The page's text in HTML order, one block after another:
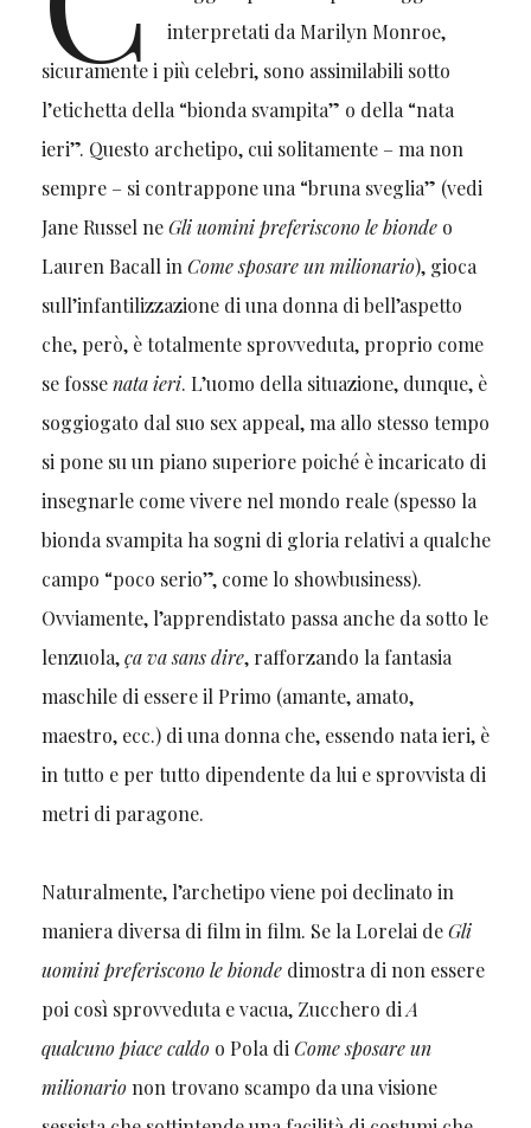
interpretati da Marilyn Monroe,
sicuramente i più celebri, sono assimilabili sotto
l’etichetta della “bionda svampita” o della “nata
ieri”. Questo archetipo, cui solitamente – ma non
sempre – si contrappone una “bruna sveglia” (vedi
Jane Russel neGli uomini preferiscono le biondeo
Lauren Bacall inCome sposare un milionario), gioca
sull’infantilizzazione di una donna di bell’aspetto
che, però, è totalmente sprovveduta, proprio come
se fossenata ieri. L’uomo della situazione, dunque, è
soggiogato dal suo sex appeal, ma allo stesso tempo
si pone su un piano superiore poiché è incaricato di
insegnarle come vivere nel mondo reale (spesso la
bionda svampita ha sogni di gloria relativi a qualche
campo “poco serio”, come lo showbusiness).
Ovviamente, l’apprendistato passa anche da sotto le
lenzuola,ça va sans dire, rafforzando la fantasia
maschile di essere il Primo (amante, amato,
maestro, ecc.) di una donna che, essendo nata ieri, è
in tutto e per tutto dipendente da lui e sprovvista di
metri di paragone.
Naturalmente, l’archetipo viene poi declinato in
maniera diversa di film in film. Se la Lorelai deGli
uomini preferiscono le biondedimostra di non essere
poi così sprovveduta e vacua, Zucchero diA
qualcuno piace caldoo Pola diCome sposare un
milionarionon trovano scampo da una visione